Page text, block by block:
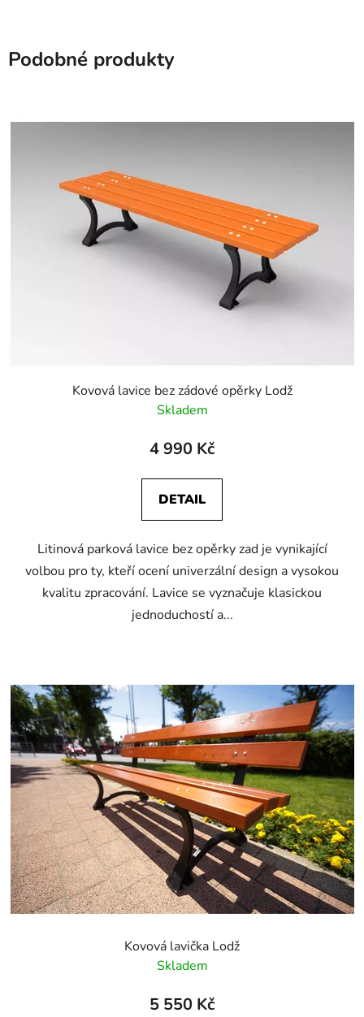
Podobné produkty
Kovová lavice bez zádové opěrky Lodž
Skladem
4 990 Kč
DETAIL
Litinová parková lavice bez opěrky zad je vynikající
volbou pro ty, kteří ocení univerzální design a vysokou
kvalitu zpracování. Lavice se vyznačuje klasickou
jednoduchostí a...
Kovová lavička Lodž
Skladem
5 550 Kč